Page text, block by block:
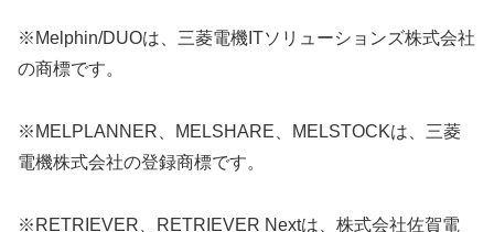
※Melphin/DUOは、三菱電機ITソリューションズ株式会社
の商標です。
※MELPLANNER、MELSHARE、MELSTOCKは、三菱
電機株式会社の登録商標です。
※RETRIEVER、RETRIEVER Nextは、株式会社佐賀電